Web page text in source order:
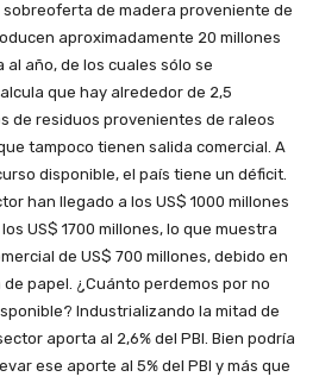
de madera proveniente de
aproximadamente 20 millones
año, de los cuales sólo se
que hay alrededor de 2,5
de residuos provenientes de raleos
tampoco tienen salida comercial. A
disponible, el país tiene un déficit.
han llegado a los US$ 1000 millones
US$ 1700 millones, lo que muestra
de US$ 700 millones, debido en
papel. ¿Cuánto perdemos por no
Industrializando la mitad de
aporta al 2,6% del PBI. Bien podría
ese aporte al 5% del PBI y más que